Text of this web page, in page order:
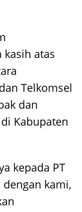
atas
Telkomsel
dan
Kabupaten
kepada PT
kami,